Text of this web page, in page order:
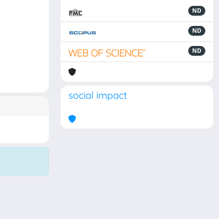
ND
ND
ND
social impact